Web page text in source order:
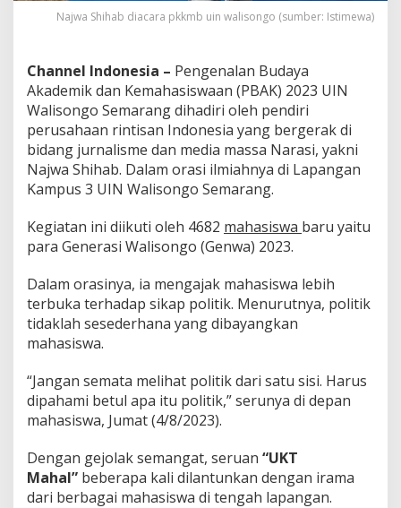
g
Najwa Shihab diacara pkkmb uin walisongo (sumber: Istimewa)
Channel Indonesia – Pengenalan Budaya
Akademik dan Kemahasiswaan (PBAK) 2023 UIN
Walisongo Semarang dihadiri oleh pendiri
perusahaan rintisan Indonesia yang bergerak di
bidang jurnalisme dan media massa Narasi, yakni
Najwa Shihab. Dalam orasi ilmiahnya di Lapangan
Kampus 3 UIN Walisongo Semarang.
Kegiatan ini diikuti oleh 4682 mahasiswa baru yaitu
para Generasi Walisongo (Genwa) 2023.
Dalam orasinya, ia mengajak mahasiswa lebih
terbuka terhadap sikap politik. Menurutnya, politik
tidaklah sesederhana yang dibayangkan
mahasiswa.
“Jangan semata melihat politik dari satu sisi. Harus
dipahami betul apa itu politik,” serunya di depan
mahasiswa, Jumat (4/8/2023).
Dengan gejolak semangat, seruan “UKT
Mahal” beberapa kali dilantunkan dengan irama
dari berbagai mahasiswa di tengah lapangan.